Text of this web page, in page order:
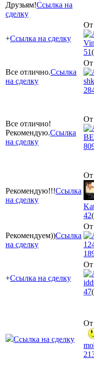
Друзьям!Ссылка на
сделку
+Ссылка на сделку
От
51
Все отлично.Ссылка
на сделку
От
Все отлично!
Рекомендую.Ссылка
на сделку
От
Рекомендую!!!Ссылка
на сделку
От
42
Рекомендуем))Ссылка
на сделку
От
+Ссылка на сделку
От
47
Ссылка на сделку
От